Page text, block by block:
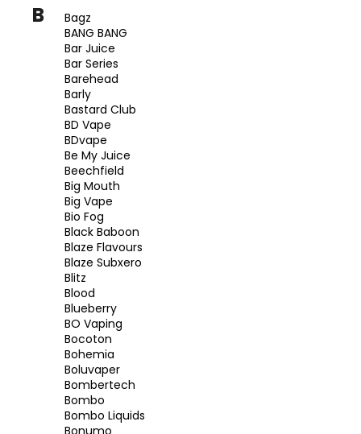
B
Bagz
BANG BANG
Bar Juice
Bar Series
Barehead
Barly
Bastard Club
BD Vape
BDvape
Be My Juice
Beechfield
Big Mouth
Big Vape
Bio Fog
Black Baboon
Blaze Flavours
Blaze Subxero
Blitz
Blood
Blueberry
BO Vaping
Bocoton
Bohemia
Boluvaper
Bombertech
Bombo
Bombo Liquids
Bonumo
DEKANG
Původně: